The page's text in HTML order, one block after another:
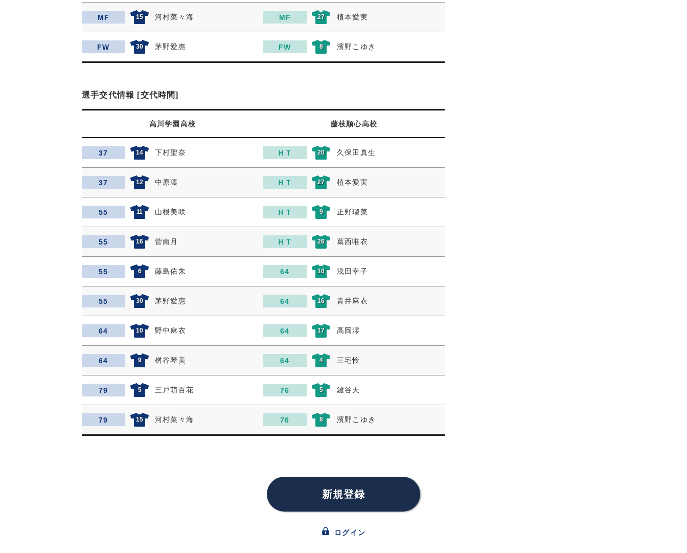
MF 15 河村菜々海 MF 27 植本愛実
FW 30 茅野愛惠 FW 8 濱野こゆき
選手交代情報 [交代時間]
高川学園高校 藤枝順心高校
37 14 下村聖奈 ＨＴ 20 久保田真生
37 12 中原凛 ＨＴ 27 植本愛実
55 11 山根美咲 ＨＴ 9 正野瑠菜
55 16 菅南月 ＨＴ 26 葛西唯衣
55 6 藤島佑朱 64 10 浅田幸子
55 30 茅野愛惠 64 16 青井麻衣
64 10 野中麻衣 64 17 高岡澪
64 9 桝谷琴美 64 4 三宅怜
79 5 三戸萌百花 76 5 鍵谷天
79 15 河村菜々海 76 8 濱野こゆき
新規登録
ログイン